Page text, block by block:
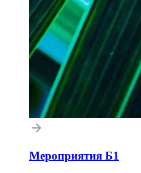
Мероприятия Б1